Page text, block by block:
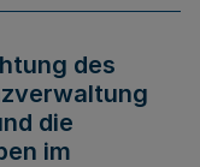
des
die
im